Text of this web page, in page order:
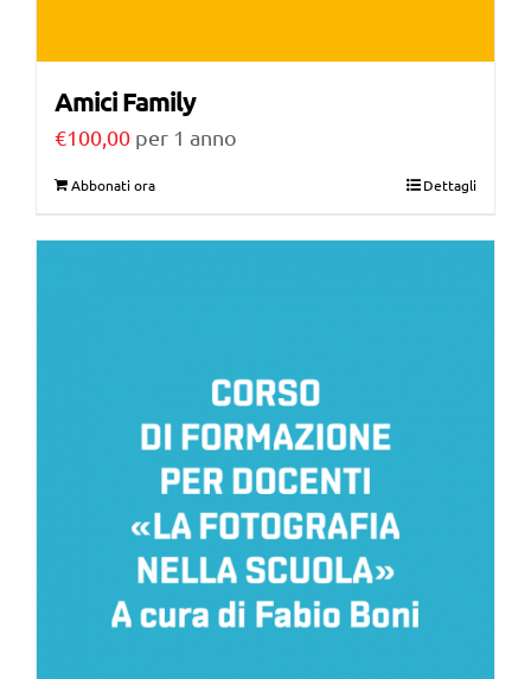
Amici Family
€100,00 per 1 anno
Abbonati ora Dettagli